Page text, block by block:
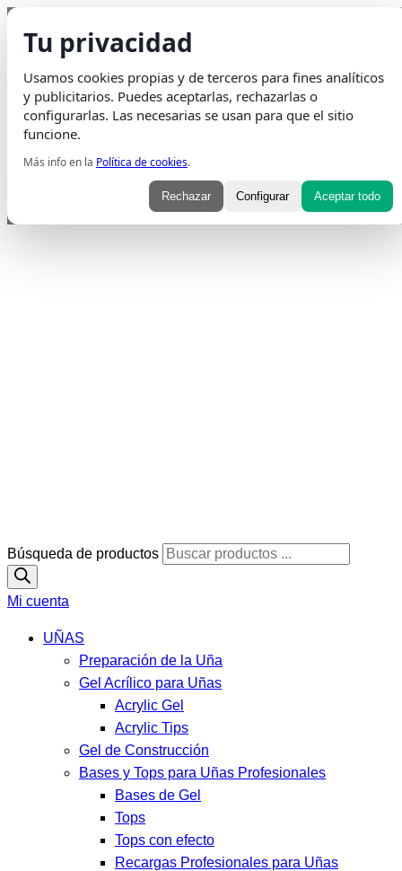
Tu privacidad
Usamos cookies propias y de terceros para fines analíticos
y publicitarios. Puedes aceptarlas, rechazarlas o
configurarlas. Las necesarias se usan para que el sitio
funcione.
Más info en la Política de cookies.
Rechazar Configurar Aceptar todo
Saltar al contenido
Envio Gratisen pedidos superiores a 75€ | Entrega en 24H
Whatsapp Envelope Instagram Tiktok
Búsqueda de productos
Mi cuenta
UÑAS
Preparación de la Uña
Gel Acrílico para Uñas
Acrylic Gel
Acrylic Tips
Gel de Construcción
Bases y Tops para Uñas Profesionales
Bases de Gel
Tops
Tops con efecto
Recargas Profesionales para Uñas